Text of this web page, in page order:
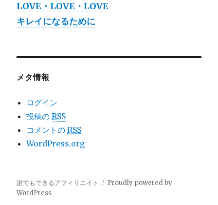
LOVE・LOVE・LOVE
キレイになるために
メタ情報
ログイン
投稿のRSS
コメントのRSS
WordPress.org
誰でもできるアフィリエイト
Proudly powered by
WordPress